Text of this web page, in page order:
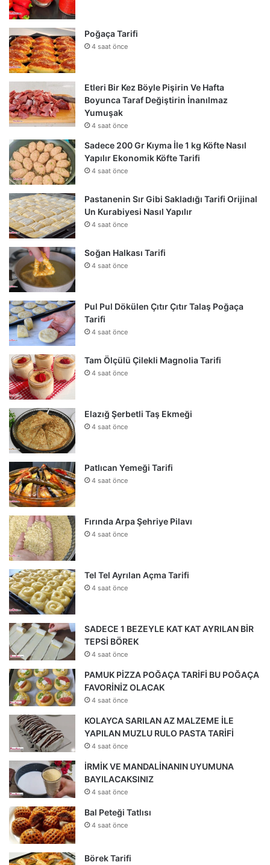
Poğaça Tarifi
4 saat önce
Etleri Bir Kez Böyle Pişirin Ve Hafta
Boyunca Taraf Değiştirin İnanılmaz
Yumuşak
4 saat önce
Sadece 200 Gr Kıyma İle 1 kg Köfte Nasıl
Yapılır Ekonomik Köfte Tarifi
4 saat önce
Pastanenin Sır Gibi Sakladığı Tarifi Orijinal
Un Kurabiyesi Nasıl Yapılır
4 saat önce
Soğan Halkası Tarifi
4 saat önce
Pul Pul Dökülen Çıtır Çıtır Talaş Poğaça
Tarifi
4 saat önce
Tam Ölçülü Çilekli Magnolia Tarifi
4 saat önce
Elazığ Şerbetli Taş Ekmeği
4 saat önce
Patlıcan Yemeği Tarifi
4 saat önce
Fırında Arpa Şehriye Pilavı
4 saat önce
Tel Tel Ayrılan Açma Tarifi
4 saat önce
SADECE 1 BEZEYLE KAT KAT AYRILAN BİR
TEPSİ BÖREK
4 saat önce
PAMUK PİZZA POĞAÇA TARİFİ BU POĞAÇA
FAVORİNİZ OLACAK
4 saat önce
KOLAYCA SARILAN AZ MALZEME İLE
YAPILAN MUZLU RULO PASTA TARİFİ
4 saat önce
İRMİK VE MANDALİNANIN UYUMUNA
BAYILACAKSINIZ
4 saat önce
Bal Peteği Tatlısı
4 saat önce
Börek Tarifi